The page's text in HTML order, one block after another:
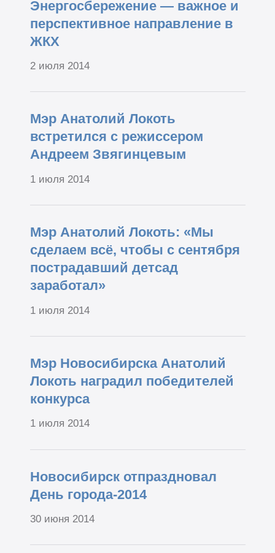
Энергосбережение — важное и
перспективное направление в
ЖКХ
2 июля 2014
Мэр Анатолий Локоть
встретился с режиссером
Андреем Звягинцевым
1 июля 2014
Мэр Анатолий Локоть: «Мы
сделаем всё, чтобы с сентября
пострадавший детсад
заработал»
1 июля 2014
Мэр Новосибирска Анатолий
Локоть наградил победителей
конкурса
1 июля 2014
Новосибирск отпраздновал
День города-2014
30 июня 2014